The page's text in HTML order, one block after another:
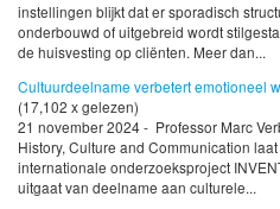
instellingen blijkt dat er sporadisch
onderbouwd of uitgebreid wordt
de huisvesting op cliënten. Meer dan...
Cultuurdeelname verbetert emotioneel
(17,102 x gelezen)
21 november 2024 - Professor Marc
History, Culture and Communication
internationale onderzoeksproject
uitgaat van deelname aan culturele...